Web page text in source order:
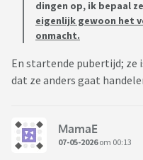
dingen op, ik bepaal
eigenlijk gewoon het
onmacht.
En startende pubertijd; ze
dat ze anders gaat
MamaE
07-05-2026om 00:13